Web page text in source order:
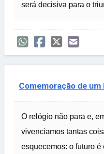
será decisiva para o
Comemoração de
O relógio não para e,
vivenciamos tantas
esquecemos: o futuro